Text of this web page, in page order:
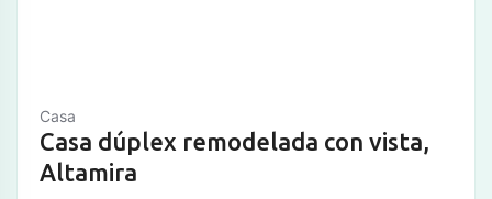
Casa
Casa dúplex remodelada con vista,
Altamira